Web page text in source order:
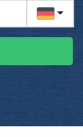
DE